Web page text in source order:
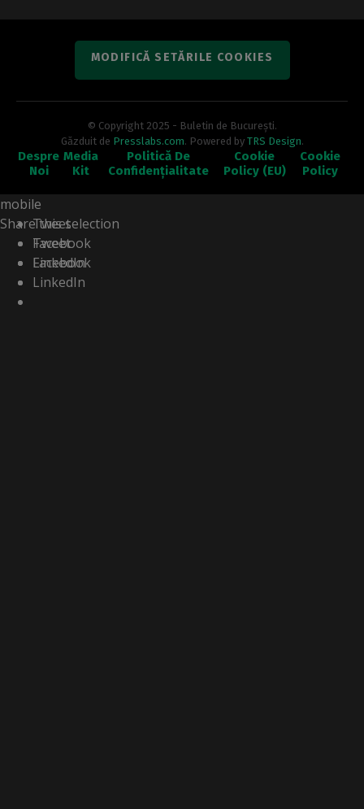
MODIFICĂ SETĂRILE COOKIES
© Copyright 2025 - Buletin de București.
Găzduit de Presslabs.com. Powered by TRS Design.
Despre
Noi
Media
Kit
Politică De
Confidențialitate
Cookie
Policy (EU)
Cookie
Policy
Tweet
Facebook
LinkedIn
Share this selection
Tweet
Facebook
LinkedIn